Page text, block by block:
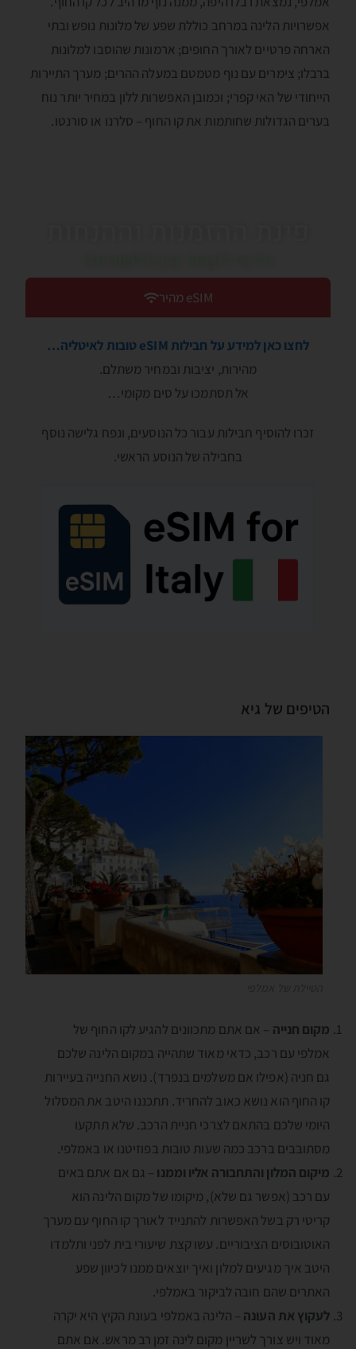
אפשרויות הלינה במרחב כוללת שפע של מלונות נופש ובתי
הארחה פרטיים לאורך החופים; ארמונות שהוסבו למלונות
ברבלו; צימרים עם נוף מטמטם במעלה ההרים; מערך התיירות
הייחודי של האי קפרי; וכמובן האפשרות ללון במחיר יותר נוח
בערים הגדולות שחותמות את קו החוף – סלרנו או סורנטו.
eSIM מהיר
לחצו כאן למידע על חבילות eSIM טובות לאיטליה…
מהירות, יציבות ובמחיר משתלם.
אל תסתמכו על סים מקומי…
זכרו להוסיף חבילות עבור כל הנוסעים, ונפח גלישה נוסף
בחבילה של הנוסע הראשי.
הטיפים של גיא
מקום חנייה – אם אתם מתכוונים להגיע לקו החוף של
אמלפי עם רכב, כדאי מאוד שתהייה במקום הלינה שלכם
גם חניה (אפילו אם משלמים בנפרד). נושא החנייה בעיירות
קו החוף הוא נושא כאוב להחריד. תתכננו היטב את המסלול
היומי שלכם בהתאם לצרכי חניית הרכב. שלא תתקעו
מסתובבים ברכב כמה שעות טובות בפוזיטנו או באמלפי.
מיקום המלון והתחבורה אליו וממנו – גם אם אתם באים
עם רכב (אפשר גם שלא), מיקומו של מקום הלינה הוא
קריטי רק בשל האפשרות להתנייד לאורך קו החוף עם מערך
האוטובוסים הציבוריים. עשו קצת שיעורי בית לפני ותלמדו
היטב איך מגיעים למלון ואיך יוצאים ממנו לכיוון שפע
האתרים שהם חובה לביקור באמלפי.
לעקוץ את העונה – הלינה באמלפי בעונת הקיץ היא יקרה
מאוד ויש צורך לשריין מקום לינה זמן רב מראש. אם אתם